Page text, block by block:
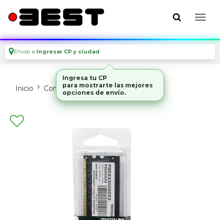
Enviar a Ingresar CP y ciudad
Inicio Componentes De Pc Memorias
Ingresa tu CP
para mostrarte las mejores
opciones de envío.